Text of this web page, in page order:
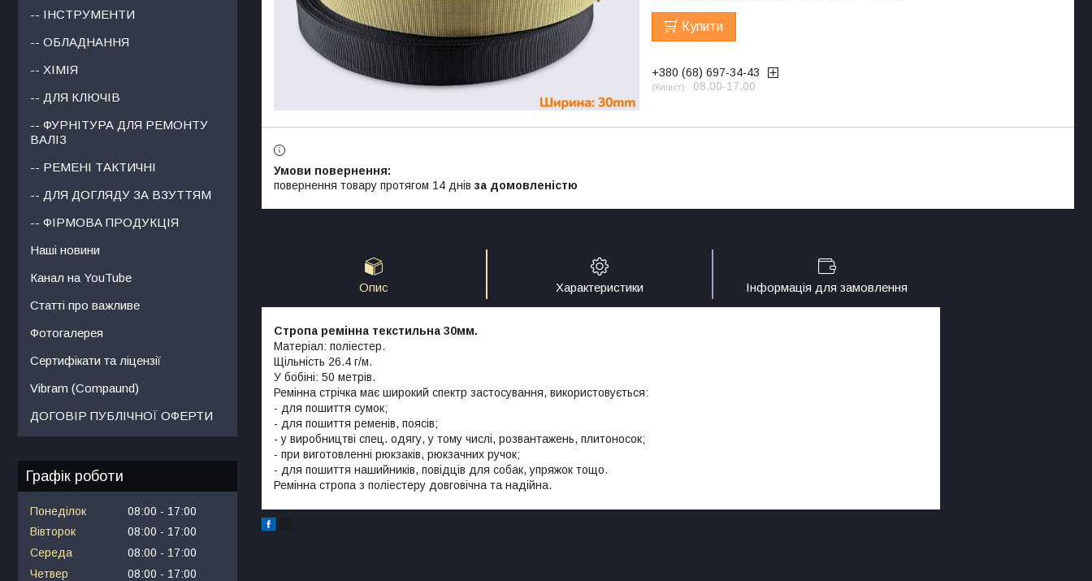
Купити
+380 (68) 697-34-43
Київст 08.00-17.00
повернення товару протягом 14 днів за домовленістю
Опис Характеристики Інформація для замовлення
Стропа ремінна текстильна 30мм.
Матеріал: поліестер.
Щільність 26.4 г/м.
У бобіні: 50 метрів.
Ремінна стрічка має широкий спектр застосування, використовується:
- для пошиття сумок;
- для пошиття ременів, поясів;
- у виробництві спец. одягу, у тому числі, розвантажень, плитоносок;
- при виготовленні рюкзаків, рюкзачних ручок;
- для пошиття нашийників, повідців для собак, упряжок тощо.
Ремінна стропа з поліестеру довговічна та надійна.
-- ІНСТРУМЕНТИ
-- ОБЛАДНАННЯ
-- ХІМІЯ
-- ДЛЯ КЛЮЧІВ
-- ФУРНІТУРА ДЛЯ РЕМОНТУ
ВАЛІЗ
-- РЕМЕНІ ТАКТИЧНІ
-- ДЛЯ ДОГЛЯДУ ЗА ВЗУТТЯМ
-- ФІРМОВА ПРОДУКЦІЯ
Наші новини
Канал на YouTube
Статті про важливе
Фотогалерея
Сертифікати та ліцензії
Vibram (Compaund)
ДОГОВІР ПУБЛІЧНОЇ ОФЕРТИ
Графік роботи
Понеділок 08:00
17:00
Вівторок
08:00
17:00
Середа
08:00
17:00
Четвер
08:00
17:00